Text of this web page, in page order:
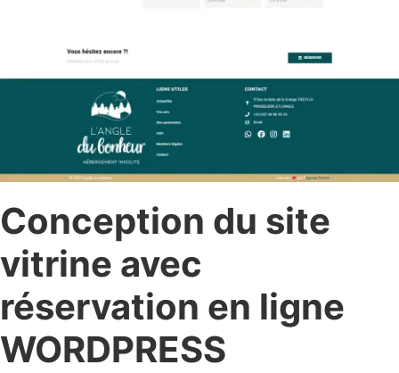
Conception du site
vitrine avec
réservation en ligne
WORDPRESS